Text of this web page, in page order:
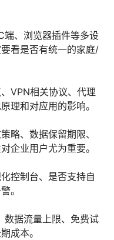
端、浏览器插件等多设
看是否有统一的家庭/
VPN相关协议、代理
理和对应用的影响。
略、数据保留期限、
企业用户尤为重要。
控制台、是否支持自
。
数据流量上限、免费试
成本。